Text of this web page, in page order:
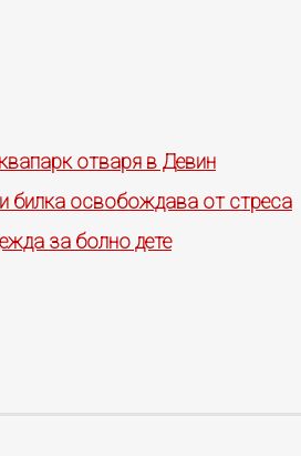
отваря в Девин
билка освобождава от стреса
за болно дете